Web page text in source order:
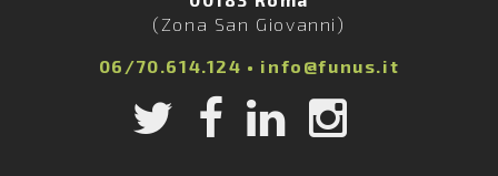
(Zona San Giovanni)
06/70.614.124 • info@funus.it